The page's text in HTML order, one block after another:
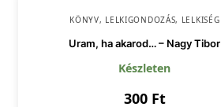
KÖNYV, LELKIGONDOZÁS, LELKISÉG
Uram, ha akarod… – Nagy Tibor
Készleten
300 Ft